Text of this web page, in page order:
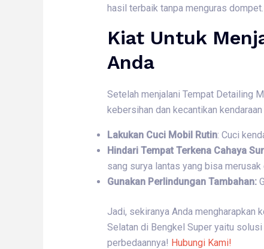
hasil terbaik tanpa menguras dompet.
Kiat Untuk
Anda
Setelah menjalani Tempat Detailing
kebersihan dan kecantikan
Lakukan Cuci Mobil Rutin: Cuci
Hindari Tempat Terkena Cahaya
sang surya lantas yang bisa merusak
Gunakan Perlindungan Tambahan:
Jadi, sekiranya Anda mengharapkan
Selatan di Bengkel Super yaitu
perbedaannya! Hubungi Kami!